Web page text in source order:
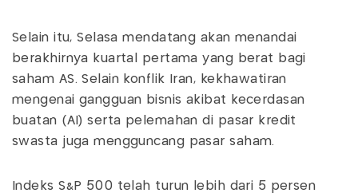
Selain itu, Selasa mendatang akan menandai
berakhirnya kuartal pertama yang berat bagi
saham AS. Selain konflik Iran, kekhawatiran
mengenai gangguan bisnis akibat kecerdasan
buatan (AI) serta pelemahan di pasar kredit
swasta juga mengguncang pasar saham.
Indeks S&P 500 telah turun lebih dari 5 persen